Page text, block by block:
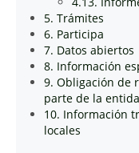
5. Trámites
6. Participa
7. Datos abiertos
8. Información
9. Obligación de
parte de la
10. Información
locales